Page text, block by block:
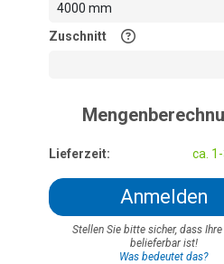
4000 mm
Zuschnitt
Lieferzeit: ca.
Anmelden
Stellen Sie bitte sicher, dass
belieferbar ist!
Was bedeutet das?